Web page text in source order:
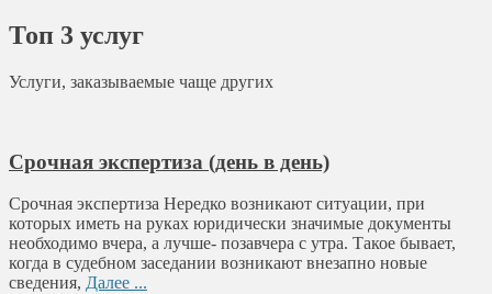
Топ 3 услуг
Услуги, заказываемые чаще других
Срочная экспертиза (день в день)
Срочная экспертиза Нередко возникают ситуации, при
которых иметь на руках юридически значимые документы
необходимо вчера, а лучше- позавчера с утра. Такое бывает,
когда в судебном заседании возникают внезапно новые
сведения, Далее ...